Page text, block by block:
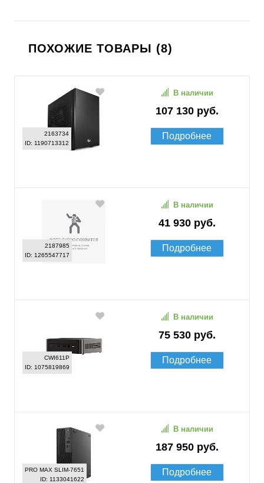
ПОХОЖИЕ ТОВАРЫ (8)
2163734
ID: 1190713312
107 130 руб.
В наличии
Подробнее
2187985
ID: 1265547717
41 930 руб.
В наличии
Подробнее
CWI611P
ID: 1075819869
75 530 руб.
В наличии
Подробнее
PRO MAX SLIM-7651
ID: 1133041622
187 950 руб.
В наличии
Подробнее